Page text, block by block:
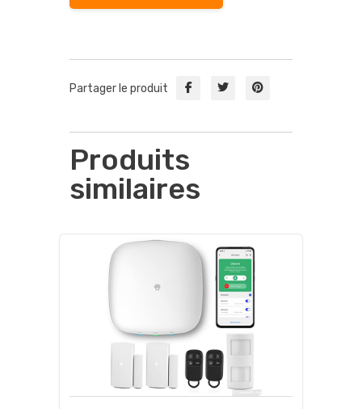
Partager le produit
Produits
similaires